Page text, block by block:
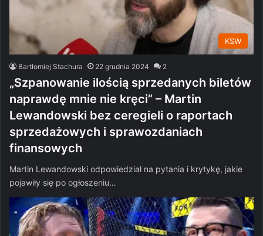
KSW
Bartłomiej Stachura 22 grudnia 2024 2
„Szpanowanie ilością sprzedanych biletów
naprawdę mnie nie kręci” – Martin
Lewandowski bez ceregieli o raportach
sprzedażowych i sprawozdaniach
finansowych
Martin Lewandowski odpowiedział na pytania i krytykę, jakie
pojawiły się po ogłoszeniu…